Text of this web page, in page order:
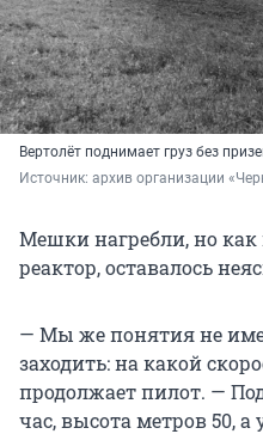
Вертолёт поднимает груз без
Источник: архив организации
Мешки нагребли, но
реактор, оставалось
— Мы же понятия не
заходить: на какой
продолжает пилот. —
час, высота метров 50, а